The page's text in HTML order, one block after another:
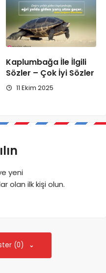
Kaplumbağa İle İlgili
Sözler – Çok İyi Sözler
11 Ekim 2025
yeni
olan ilk kişi olun.
(0)